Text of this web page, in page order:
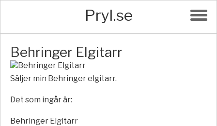
Pryl.se
Behringer Elgitarr
Säljer min Behringer elgitarr.
Det som ingår är:
Behringer Elgitarr